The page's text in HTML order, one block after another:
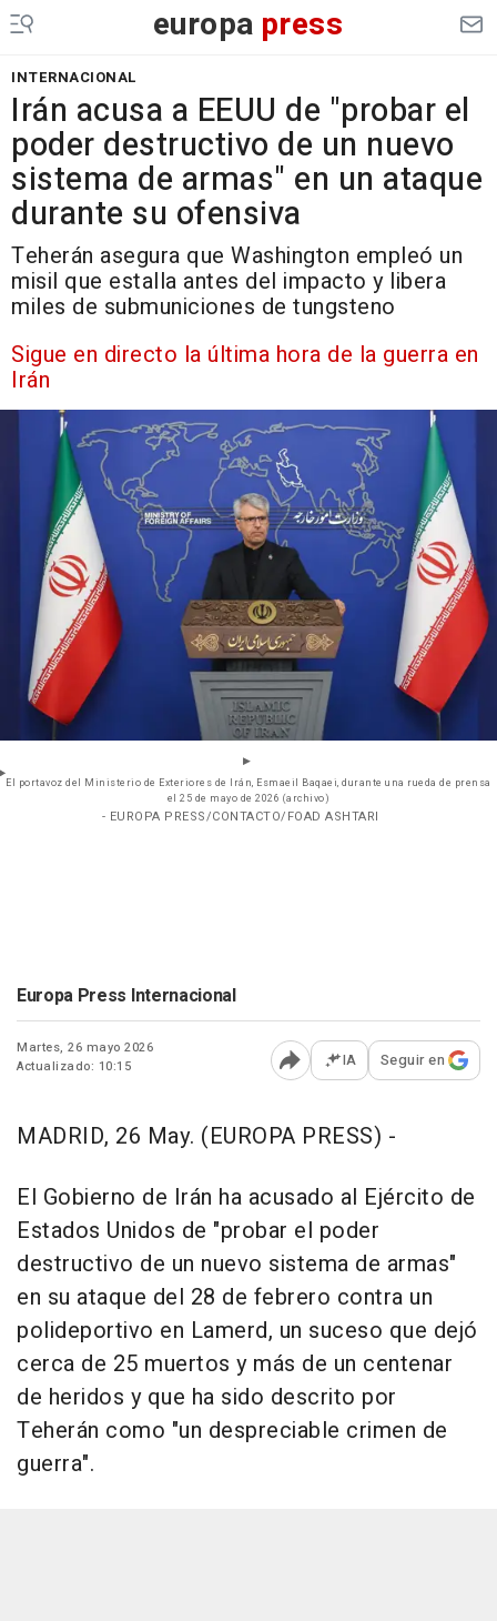
europa press
INTERNACIONAL
Irán acusa a EEUU de "probar el
poder destructivo de un nuevo
sistema de armas" en un ataque
durante su ofensiva
Teherán asegura que Washington empleó un
misil que estalla antes del impacto y libera
miles de submuniciones de tungsteno
Sigue en directo la última hora de la guerra en
Irán
El portavoz del Ministerio de Exteriores de Irán, Esmaeil Baqaei, durante una rueda de prensa
el 25 de mayo de 2026 (archivo)
- EUROPA PRESS/CONTACTO/FOAD ASHTARI
Europa Press Internacional
Martes, 26 mayo 2026
Actualizado: 10:15
Abrir opciones para
IA Seguir en
MADRID, 26 May. (EUROPA PRESS) -
El Gobierno de Irán ha acusado al Ejército de
Estados Unidos de "probar el poder
destructivo de un nuevo sistema de armas"
en su ataque del 28 de febrero contra un
polideportivo en Lamerd, un suceso que dejó
cerca de 25 muertos y más de un centenar
de heridos y que ha sido descrito por
Teherán como "un despreciable crimen de
guerra".